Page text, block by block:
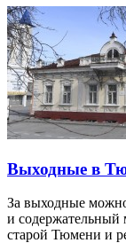
Выходные в
За выходные
и
старой Тюмени и